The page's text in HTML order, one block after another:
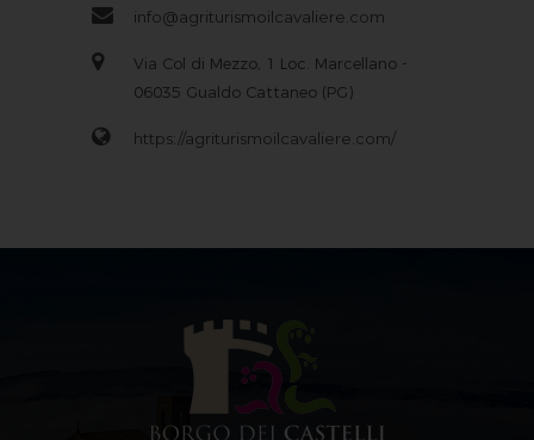
info@agriturismoilcavaliere.com
Via Col di Mezzo, 1 Loc. Marcellano -
06035 Gualdo Cattaneo (PG)
https://agriturismoilcavaliere.com/